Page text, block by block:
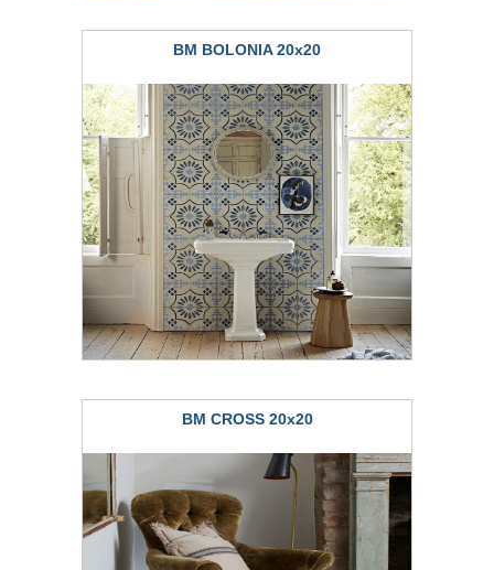
BM BOLONIA 20x20
BM CROSS 20x20